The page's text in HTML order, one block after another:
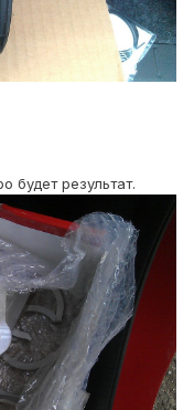
будет результат.